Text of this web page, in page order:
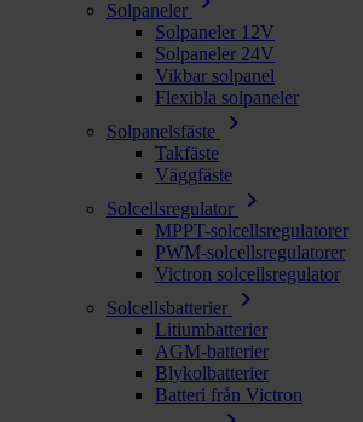
Solpaneler
Solpaneler 12V
Solpaneler 24V
Vikbar solpanel
Flexibla solpaneler
Solpanelsfäste
chevron_right
Takfäste
Väggfäste
Solcellsregulator
chevron_right
MPPT-solcellsregulatorer
PWM-solcellsregulatorer
Victron solcellsregulator
Solcellsbatterier
chevron_right
Litiumbatterier
AGM-batterier
Blykolbatterier
Batteri från Victron